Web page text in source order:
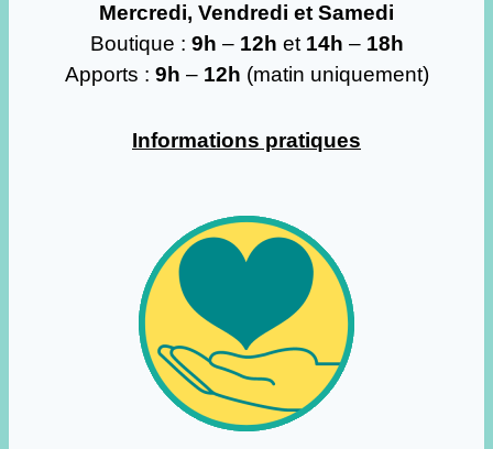
Mercredi, Vendredi et Samedi
Boutique : 9h –12h et 14h –18h
Apports : 9h –12h (matin uniquement)
Informations pratiques